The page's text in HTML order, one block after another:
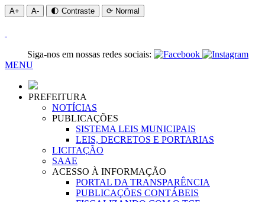
A+ A- 🌓 Contraste ⟳ Normal
Siga-nos em nossas redes sociais:
MENU
PREFEITURA
NOTÍCIAS
PUBLICAÇÕES
SISTEMA LEIS MUNICIPAIS
LEIS, DECRETOS E PORTARIAS
LICITAÇÃO
SAAE
ACESSO À INFORMAÇÃO
PORTAL DA TRANSPARÊNCIA
PUBLICAÇÕES CONTÁBEIS